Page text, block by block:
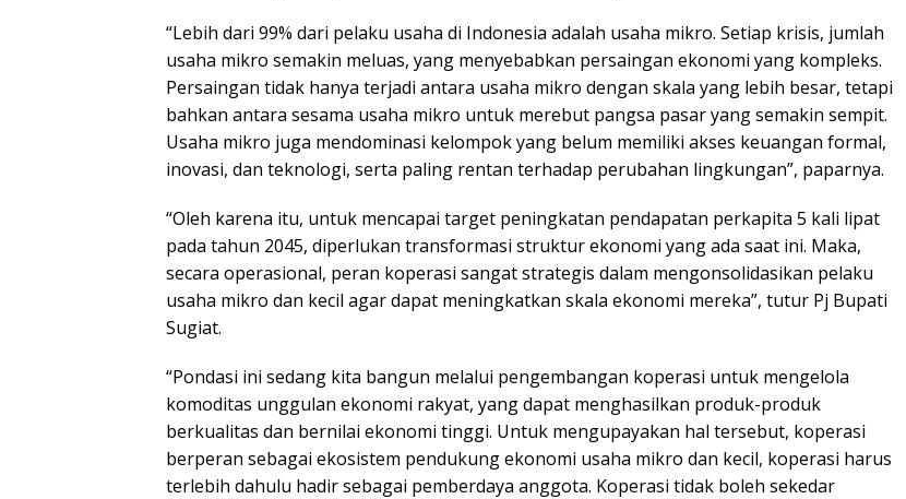
“Lebih dari 99% dari pelaku usaha di Indonesia adalah usaha mikro. Setiap krisis, jumlah
usaha mikro semakin meluas, yang menyebabkan persaingan ekonomi yang kompleks.
Persaingan tidak hanya terjadi antara usaha mikro dengan skala yang lebih besar, tetapi
bahkan antara sesama usaha mikro untuk merebut pangsa pasar yang semakin sempit.
Usaha mikro juga mendominasi kelompok yang belum memiliki akses keuangan formal,
inovasi, dan teknologi, serta paling rentan terhadap perubahan lingkungan”, paparnya.
“Oleh karena itu, untuk mencapai target peningkatan pendapatan perkapita 5 kali lipat
pada tahun 2045, diperlukan transformasi struktur ekonomi yang ada saat ini. Maka,
secara operasional, peran koperasi sangat strategis dalam mengonsolidasikan pelaku
usaha mikro dan kecil agar dapat meningkatkan skala ekonomi mereka”, tutur Pj Bupati
Sugiat.
“Pondasi ini sedang kita bangun melalui pengembangan koperasi untuk mengelola
komoditas unggulan ekonomi rakyat, yang dapat menghasilkan produk-produk
berkualitas dan bernilai ekonomi tinggi. Untuk mengupayakan hal tersebut, koperasi
berperan sebagai ekosistem pendukung ekonomi usaha mikro dan kecil, koperasi harus
terlebih dahulu hadir sebagai pemberdaya anggota. Koperasi tidak boleh sekedar